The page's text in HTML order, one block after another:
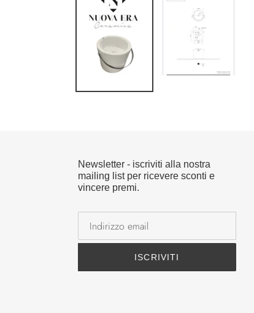
Newsletter - iscriviti alla nostra
mailing list per ricevere sconti e
vincere premi.
ISCRIVITI